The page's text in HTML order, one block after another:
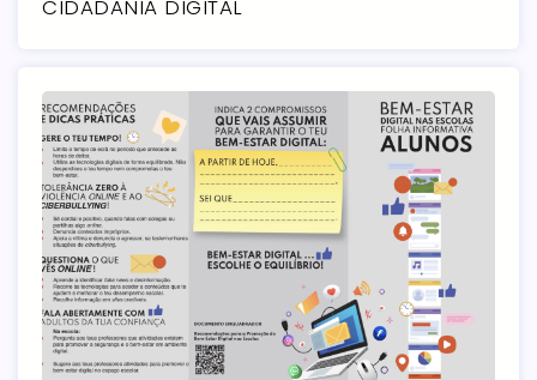
CIDADANIA DIGITAL